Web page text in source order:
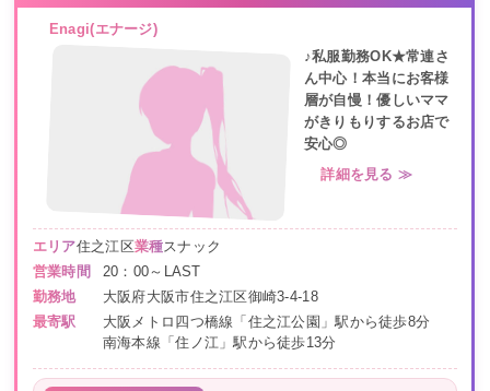
Enagi(エナージ)
♪私服勤務OK★常連さ
ん中心！本当にお客様
層が自慢！優しいママ
がきりもりするお店で
安心◎
詳細を見る ≫
エリア住之江区業種スナック
営業時間
20：00～LAST
勤務地
大阪府大阪市住之江区御崎3-4-18
最寄駅
大阪メトロ四つ橋線「住之江公園」駅から徒歩8分
南海本線「住ノ江」駅から徒歩13分